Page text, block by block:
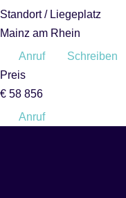
Standort / Liegeplatz
Mainz am Rhein
Anruf
Schreiben
Preis
€ 58 856
Anruf